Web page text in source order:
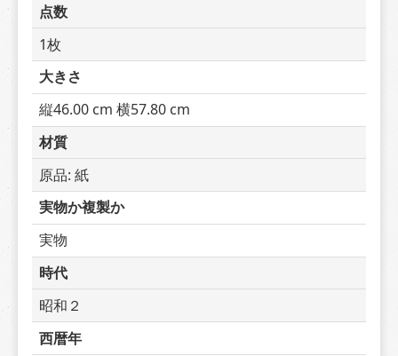
点数
1枚
大きさ
縦46.00 cm 横57.80 cm
材質
原品: 紙
実物か複製か
実物
時代
昭和２
西暦年